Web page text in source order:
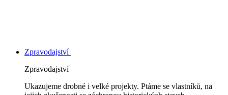
Zpravodajství
Zpravodajství
Ukazujeme drobné i velké projekty. Ptáme se vlastníků, na